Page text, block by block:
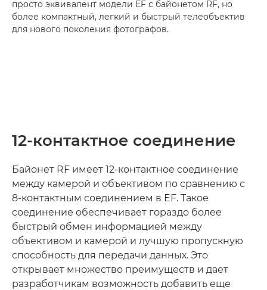
просто эквивалент модели EF с байонетом RF, но
более компактный, легкий и быстрый телеобъектив
для нового поколения фотографов.
12-контактное соединение
Байонет RF имеет 12-контактное соединение
между камерой и объективом по сравнению с
8-контактным соединением в EF. Такое
соединение обеспечивает гораздо более
быстрый обмен информацией между
объективом и камерой и лучшую пропускную
способность для передачи данных. Это
открывает множество преимуществ и дает
разработчикам возможность добавить еще